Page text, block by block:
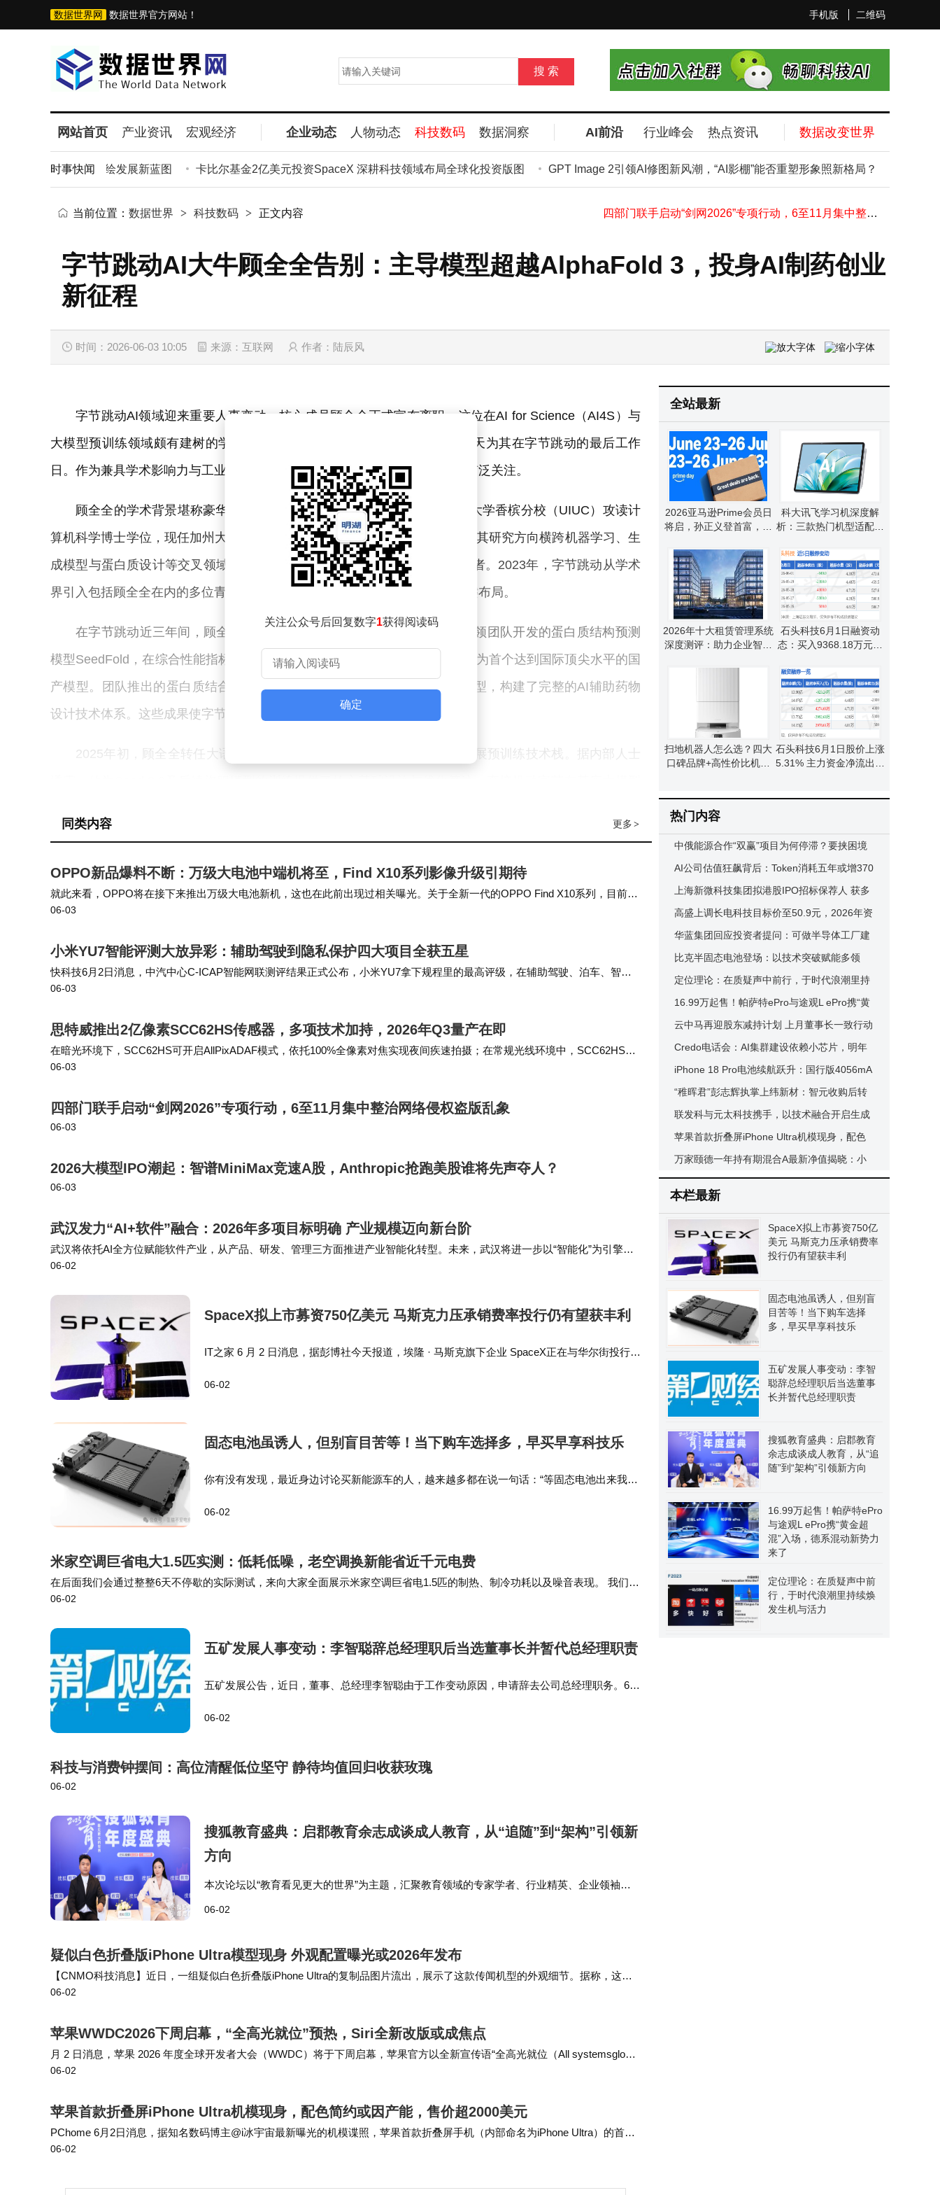
手机版 二维码
数据世界网 数据世界官方网站！
网站首页 产业资讯 宏观经济 企业动态 人物动态 科技数码 数据洞察 AI前沿 行业峰会 热点资讯 数据改变世界
时事快闻
18个项目签约共绘发展新蓝图 卡比尔基金2亿美元投资SpaceX 深耕科技领域布局全球化投资版图 GPT Image 2引领AI修图新风潮，“AI影棚”能否重塑形象照新格局？
OPPO新品爆料不断：万级大电池中端机将至，Find X10系列影像升级引期待
四部门联手启动“剑网2026”专项行动，6至11月集中整治网络侵权盗版乱象
SpaceX拟上市募资750亿美元 马斯克力压承销费率投行仍有望获丰利
OPPO新品爆料不断：万级大电池中端机将至，Find X10系列影像升级引期待
当前位置： 数据世界 > 科技数码 > 正文内容
字节跳动AI大牛顾全全告别：主导模型超越AlphaFold 3，投身AI制药创业
新征程
时间：2026-06-03 10:05 来源：互联网 作者：陆辰风
字节跳动AI领域迎来重要人事变动，核心成员顾全全正式宣布离职。这位在AI for Science（AI4S）与
大模型预训练领域颇有建树的学者，在社交平台X上发布告别感言，确认当天为其在字节跳动的最后工作
日。作为兼具学术影响力与工业界经验的顶尖人才，顾全全的动向引发行业广泛关注。
顾全全的学术背景堪称豪华：清华大学学士、硕士毕业后，赴伊利诺伊大学香槟分校（UIUC）攻读计
算机科学博士学位，现任加州大学洛杉矶分校（UCLA）计算机科学副教授。其研究方向横跨机器学习、生
成模型与蛋白质设计等交叉领域，在加入字节跳动前已是AI4S领域的知名学者。2023年，字节跳动从学术
界引入包括顾全全在内的多位青年才俊，被视为公司强化前沿基础研究的关键布局。
在字节跳动近三年间，顾全全主导了AI4S领域的多项突破性成果。他带领团队开发的蛋白质结构预测
模型SeedFold，在综合性能指标上超越Google DeepMind的AlphaFold 3，成为首个达到国际顶尖水平的国
产模型。团队推出的蛋白质结合剂设计模型SeedProteo及DPLM系列语言模型，构建了完整的AI辅助药物
设计技术体系。这些成果使字节跳动在生物计算领域跻身全球第一梯队。
2025年初，顾全全转任大语言模型预训练团队负责人，主导搭建高可扩展预训练技术栈。据内部人士
此次离职并非孤立事件。自2025年底至2026年初，字节跳动AI部门经历多轮核心成员调整，包括AML
团队技术负责人及多模态研究骨干在内的多位专家相继离任。公司技术副总裁杨震原已接管AI4S团队，并
多位接近字节的人士分析，顾全全的离职主要源于个人创业规划。当前AI制药赛道正处于技术验证完
键因素。据投资圈消息，顾全全新成立的AI制药公司已获得多家头部美元基金多轮注资，估值位居早期项
目前列。
实验"闭环能力的团队成为资本追逐焦点。顾全全团队在字节跳动期间验证的大规模模型训练能力，与其在
落地的复合背景，在创业者中极为罕见。"
福，来自学术界与工业界的同行纷纷表示期待其创业新征程。一位AI4S领域学者评论称："从工业界到创
业，不是终点而是新征程的起点，期待看到中国团队在这个赛道创造更多突破。"
关注公众号后回复数字1获得阅读码
确定
更多 >
同类内容
OPPO新品爆料不断：万级大电池中端机将至，Find X10系列影像升级引期待
就此来看，OPPO将在接下来推出万级大电池新机，这也在此前出现过相关曝光。关于全新一代的OPPO Find X10系列，目前也
已经出现了不少的相关消息。 其中没有提到具体的品牌信息，但相关推测认为OPPO…
06-03
小米YU7智能评测大放异彩：辅助驾驶到隐私保护四大项目全获五星
快科技6月2日消息，中汽中心C-ICAP智能网联测评结果正式公布，小米YU7拿下规程里的最高评级，在辅助驾驶、泊车、智能
座舱、隐私保护几个项目全部拿到顶尖评分。自动泊车适配窄车位、斜列车位等多种场景，不用人为…
06-03
思特威推出2亿像素SCC62HS传感器，多项技术加持，2026年Q3量产在即
在暗光环境下，SCC62HS可开启AllPixADAF模式，依托100%全像素对焦实现夜间疾速拍摄；在常规光线环境中，SCC62HS则
可切换至Sparse PDAF模式，通过6%部分像素相位检测，保证对焦…
06-03
四部门联手启动“剑网2026”专项行动，6至11月集中整治网络侵权盗版乱象
06-03
2026大模型IPO潮起：智谱MiniMax竞速A股，Anthropic抢跑美股谁将先声夺人？
06-03
武汉发力“AI+软件”融合：2026年多项目标明确 产业规模迈向新台阶
武汉将依托AI全方位赋能软件产业，从产品、研发、管理三方面推进产业智能化转型。未来，武汉将进一步以“智能化”为引擎，
推动软件产品和软件企业AI化转型；以“开源化”为重点推动全市软件产业发展迈上新台阶，力争“十…
06-02
SpaceX拟上市募资750亿美元 马斯克力压承销费率投行仍有望获丰利
IT之家 6 月 2 日消息，据彭博社今天报道，埃隆 · 马斯克旗下企业 SpaceX正在与华尔街投行协
模的 IPO 中，获…
06-02
固态电池虽诱人，但别盲目苦等！当下购车选择多，早买早享科技乐
你有没有发现，最近身边讨论买新能源车的人，越来越多都在说一句话：“等固态电池出来我再
30年后，固态电池成熟了，想换车再…
06-02
米家空调巨省电大1.5匹实测：低耗低噪，老空调换新能省近千元电费
在后面我们会通过整整6天不停歇的实际测试，来向大家全面展示米家空调巨省电1.5匹的制热、制冷功耗以及噪音表现。 我们实
测了一台 2021 年购入的大1.5匹老款新一级能效空调，在25平米的客厅使用5小时，几…
06-02
五矿发展人事变动：李智聪辞总经理职后当选董事长并暂代总经理职责
五矿发展公告，近日，董事、总经理李智聪由于工作变动原因，申请辞去公司总经理职务。6月
会任期届满之日止。同时，在公司总经理空…
06-02
科技与消费钟摆间：高位清醒低位坚守 静待均值回归收获玫瑰
06-02
搜狐教育盛典：启郡教育余志成谈成人教育，从“追随”到“架构”引领新
方向
本次论坛以“教育看见更大的世界”为主题，汇聚教育领域的专家学者、行业精英、企业领袖、
06-02
疑似白色折叠版iPhone Ultra模型现身 外观配置曝光或2026年发布
【CNMO科技消息】近日，一组疑似白色折叠版iPhone Ultra的复制品图片流出，展示了这款传闻机型的外观细节。据称，这只
是低质量复制品，相关造型未必会出现在苹果最终发布的量产版本中。资料还显示，苹果首款…
06-02
苹果WWDC2026下周启幕，“全高光就位”预热，Siri全新改版或成焦点
月 2 日消息，苹果 2026 年度全球开发者大会（WWDC）将于下周启幕，苹果官方以全新宣传语“全高光就位（All systemsglo
w）”为这场活动预热造势。 据IT之家了解，“All systems…
06-02
苹果首款折叠屏iPhone Ultra机模现身，配色简约或因产能，售价超2000美元
PChome 6月2日消息，据知名数码博主@i冰宇宙最新曝光的机模谍照，苹果首款折叠屏手机（内部命名为iPhone Ultra）的首款
外观配色正式浮出水面。照片显示，该机采用了纯白色的机身设计，这也是目前唯一…
06-02
全站最新
2026亚马逊Prime会员日
将启，孙正义登首富，携
科大讯飞学习机深度解
析：三款热门机型适配不
2026年十大租赁管理系统
深度测评：助力企业智能
石头科技6月1日融资动
态：买入9368.18万元，
扫地机器人怎么选？四大
口碑品牌+高性价比机型
石头科技6月1日股价上涨
5.31% 主力资金净流出超
热门内容
中俄能源合作“双赢”项目为何停滞？要挟困境
与信息差成关键阻碍
AI公司估值狂飙背后：Token消耗五年或增370
倍，资本竞逐未来赛道
上海新微科技集团拟港股IPO招标保荐人 获多
轮融资成芯片产业增长引擎
高盛上调长电科技目标价至50.9元，2026年资
本开支扩张布局多领域
华蓝集团回应投资者提问：可做半导体工厂建
筑设计但暂无收入
比克半固态电池登场：以技术突破赋能多领
域，开启能源新篇章
定位理论：在质疑声中前行，于时代浪潮里持
续焕发生机与活力
16.99万起售！帕萨特ePro与途观L ePro携“黄
金超混”入场，德系混动新势力来了
云中马再迎股东减持计划 上月董事长一致行动
人已套现超八千万元
Credo电话会：AI集群建设依赖小芯片，明年
光学业务或迎爆发式增长
iPhone 18 Pro电池续航跃升：国行版4056mA
h，Pro Max首破5000mAh大关
“稚晖君”彭志辉执掌上纬新材：智元收购后转
型阵痛与未来协同新局
联发科与元太科技携手，以技术融合开启生成
式AI彩色电子阅读器新篇
苹果首款折叠屏iPhone Ultra机模现身，配色
简约或因产能，售价超2000美元
万家颐德一年持有期混合A最新净值揭晓：小
幅上扬0.53%，前十大重仓股曝光
本栏最新
SpaceX拟上市募资750亿
美元 马斯克力压承销费率
投行仍有望获丰利
固态电池虽诱人，但别盲
目苦等！当下购车选择
多，早买早享科技乐
五矿发展人事变动：李智
聪辞总经理职后当选董事
长并暂代总经理职责
搜狐教育盛典：启郡教育
余志成谈成人教育，从“追
随”到“架构”引领新方向
16.99万起售！帕萨特ePro
与途观L ePro携“黄金超
混”入场，德系混动新势力
来了
定位理论：在质疑声中前
行，于时代浪潮里持续焕
发生机与活力